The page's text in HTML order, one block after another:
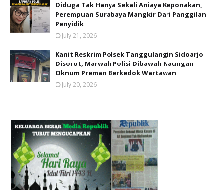
Diduga Tak Hanya Sekali Aniaya Keponakan,
Perempuan Surabaya Mangkir Dari Panggilan
Penyidik
July 21, 2026
Kanit Reskrim Polsek Tanggulangin Sidoarjo
Disorot, Marwah Polisi Dibawah Naungan
Oknum Preman Berkedok Wartawan
July 20, 2026